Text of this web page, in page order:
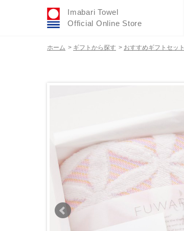
Imabari Towel
Official Online Store
ホーム > ギフトから探す > おすすめギフトセット